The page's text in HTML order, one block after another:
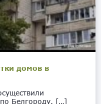
домов в
Белгороду. […]